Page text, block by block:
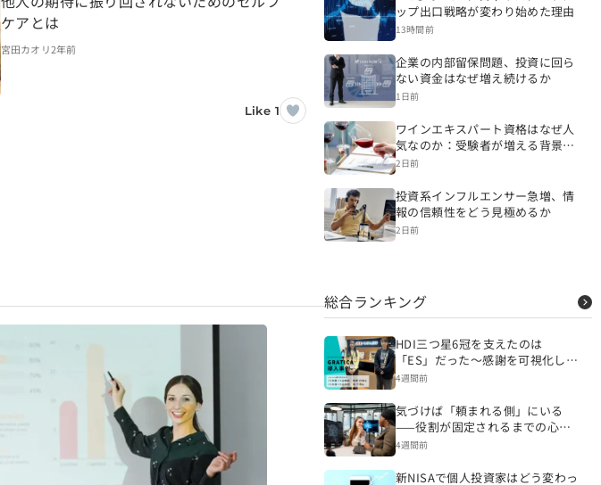
ケアとは
宮田カオリ2年前
Like 1
ップ出口戦略が変わり始めた理由
13時間前
企業の内部留保問題、投資に回ら
ない資金はなぜ増え続けるか
1日前
ワインエキスパート資格はなぜ人
気なのか：受験者が増える背景を
読み解く
2日前
投資系インフルエンサー急増、情
報の信頼性をどう見極めるか
2日前
総合ランキング
HDI三つ星6冠を支えたのは
「ES」だった～感謝を可視化し、
CSを変える組織づくりへ～
4週間前
気づけば「頼まれる側」にいる
——役割が固定されるまでの心理
的プロセス
4週間前
新NISAで個人投資家はどう変わっ